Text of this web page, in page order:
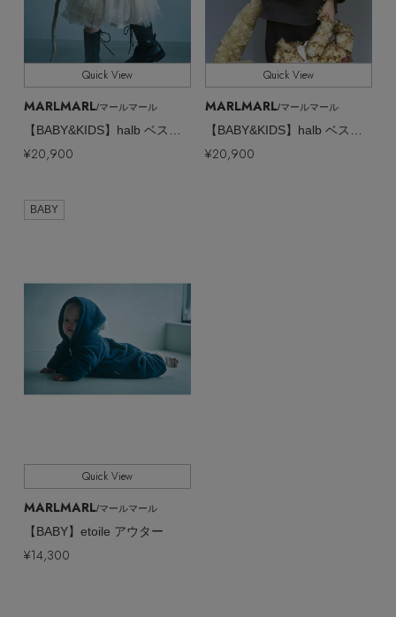
スーツケース
レッグウェア
ポーチ
チャーム・ストラップ
チャーム
BRAND NEWS
EDITOR'S CLOSET
メルマガ PICKUP
PERSONAL COLOR
エディター厳選ギフト
Quick View
MARLMARL/マールマール
¥20,900
Quick View
MARLMARL/マールマール
¥20,900
BABY
Quick View
MARLMARL/マールマール
【BABY】etoile アウター
¥14,300